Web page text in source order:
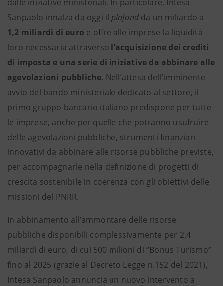
dalle iniziative ministeriali. In particolare, Intesa
Sanpaolo innalza da oggi il plafond da un miliardo a
1,2 miliardi di euro e offre alle imprese la liquidità
loro necessaria attraverso l’acquisizione dei crediti
di imposta e una serie di iniziative da abbinare alle
agevolazioni pubbliche. Nell’attesa dell’imminente
avvio del bando ministeriale dedicato al settore, il
primo gruppo bancario italiano predispone per tutte
le imprese, anche per quelle che potranno usufruire
delle agevolazioni pubbliche, strumenti finanziari
innovativi da abbinare alle risorse pubbliche previste,
per accompagnarle nella definizione di progetti di
crescita sostenibile in coerenza con gli obiettivi delle
missioni del PNRR.
In abbinamento all’ammontare delle risorse
pubbliche disponibili complessivamente per 2,4
miliardi di euro, di cui 500 milioni di “Bonus Turismo”
fino al 2025 (grazie al Decreto Legge n.152 del 2021),
Intesa Sanpaolo annuncia un nuovo intervento a